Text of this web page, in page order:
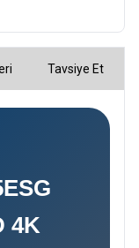
Tavsiye Et
4K